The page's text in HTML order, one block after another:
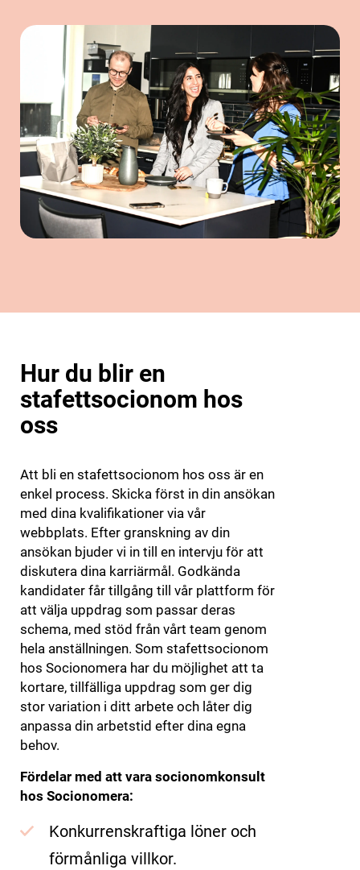
Hur du blir en
stafettsocionom hos
oss
Att bli en stafettsocionom hos oss är en
enkel process. Skicka först in din ansökan
med dina kvalifikationer via vår
webbplats. Efter granskning av din
ansökan bjuder vi in till en intervju för att
diskutera dina karriärmål. Godkända
kandidater får tillgång till vår plattform för
att välja uppdrag som passar deras
schema, med stöd från vårt team genom
hela anställningen. Som stafettsocionom
hos Socionomera har du möjlighet att ta
kortare, tillfälliga uppdrag som ger dig
stor variation i ditt arbete och låter dig
anpassa din arbetstid efter dina egna
behov.
Fördelar med att vara socionomkonsult
hos Socionomera:
Konkurrenskraftiga löner och
förmånliga villkor.